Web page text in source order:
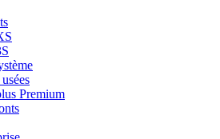
Premium